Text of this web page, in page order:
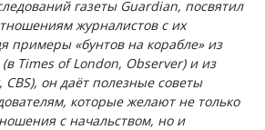
газеты Guardian, посвятил
журналистов с их
примеры «бунтов на корабле» из
Times of London, Observer) и из
CBS), он даёт полезные советы
которые желают не только
с начальством, но и